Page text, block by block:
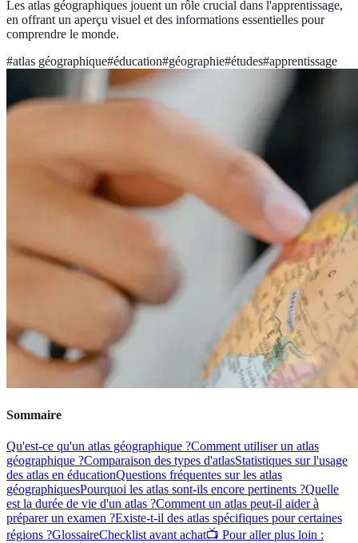
Les atlas géographiques jouent un rôle crucial dans l'apprentissage,
en offrant un aperçu visuel et des informations essentielles pour
comprendre le monde.
#atlas géographique#éducation#géographie#études#apprentissage
Sommaire
Qu'est-ce qu'un atlas géographique ?Comment utiliser un atlas
géographique ?Comparaison des types d'atlasStatistiques sur l'usage
des atlas en éducationQuestions fréquentes sur les atlas
géographiquesPourquoi les atlas sont-ils encore pertinents ?Quelle
est la durée de vie d'un atlas ?Comment un atlas peut-il aider à
préparer un examen ?Existe-t-il des atlas spécifiques pour certaines
régions ?GlossaireChecklist avant achat📺 Pour aller plus loin :